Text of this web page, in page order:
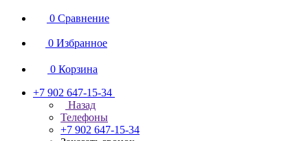
0 Сравнение
0 Избранное
0 Корзина
+7 902 647-15-34
Назад
Телефоны
+7 902 647-15-34